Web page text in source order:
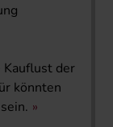
Kauflust der
könnten